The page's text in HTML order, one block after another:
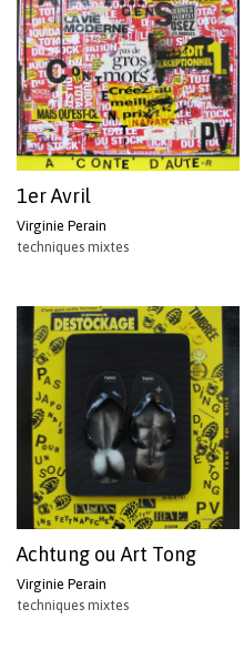
1er Avril
Virginie Perain
techniques mixtes
Achtung ou Art Tong
Virginie Perain
techniques mixtes